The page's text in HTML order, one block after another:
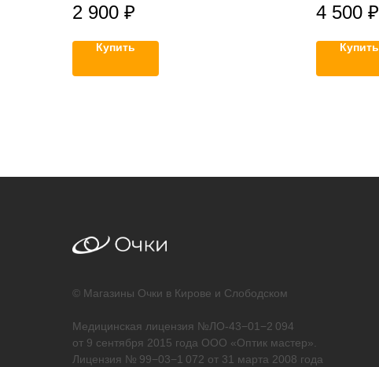
2 900 ₽
Купить
4 500 ₽
Купить
© Магазины Очки в Кирове и Слободском
Медицинская лицензия №ЛО-43−01−2 094
от 9 сентября 2015 года ООО «Оптик мастер».
Лицензия № 99−03−1 072 от 31 марта 2008 года